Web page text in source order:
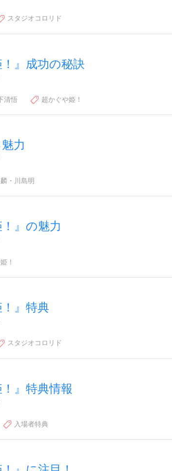
スタジオコロリド
！』成功の秘訣
清悟 超かぐや姫！
力
・川島明
！』の魅力
！
！』特典
スタジオコロリド
！』特典情報
入場者特典